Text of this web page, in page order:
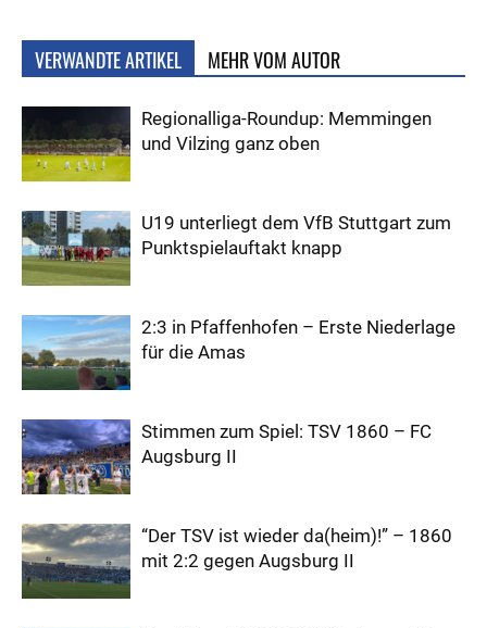
VERWANDTE ARTIKEL MEHR VOM AUTOR
Regionalliga-Roundup: Memmingen
und Vilzing ganz oben
U19 unterliegt dem VfB Stuttgart zum
Punktspielauftakt knapp
2:3 in Pfaffenhofen – Erste Niederlage
für die Amas
Stimmen zum Spiel: TSV 1860 – FC
Augsburg II
“Der TSV ist wieder da(heim)!” – 1860
mit 2:2 gegen Augsburg II